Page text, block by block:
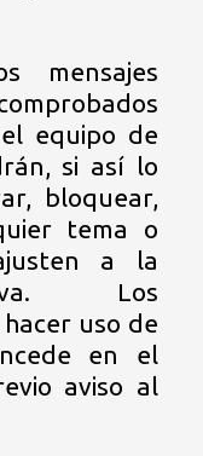
mensajes
equipo de
si así lo
bloquear,
tema o
a la
Los
uso de
en el
aviso al